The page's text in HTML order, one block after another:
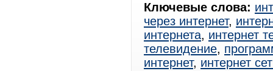
Ключевые слова:
через интернет,
интернета, интернет
телевидение,
интернет, интернет